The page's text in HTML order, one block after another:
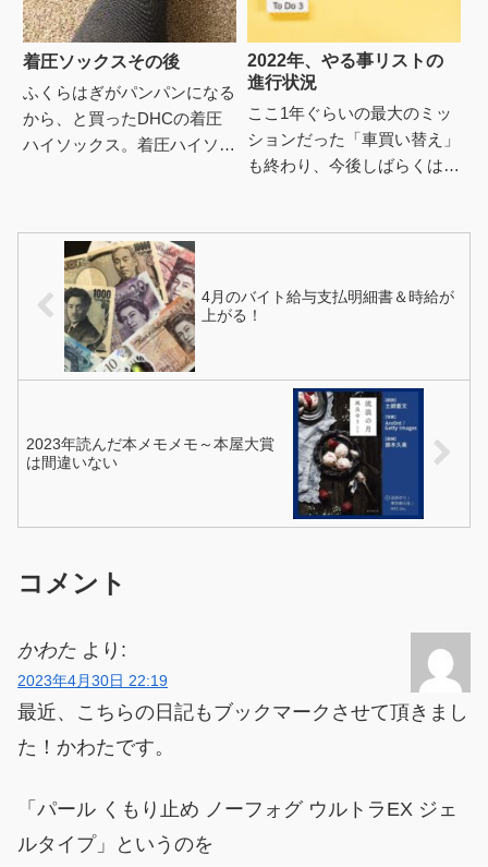
着圧ソックスその後
ふくらはぎがパンパンになる
から、と買ったDHCの着圧
ハイソックス。着圧ハイソッ
2022年、やる事リストの
進行状況
ここ1年ぐらいの最大のミッ
ションだった「車買い替え」
も終わり、今後しばらくは大
4月のバイト給与支払明細書＆時給が
上がる！
2023年読んだ本メモメモ～本屋大賞
は間違いない
コメント
かわた より:
2023年4月30日 22:19
最近、こちらの日記もブックマークさせて頂きまし
た！かわたです。
「パール くもり止め ノーフォグ ウルトラEX ジェ
ルタイプ」というのを